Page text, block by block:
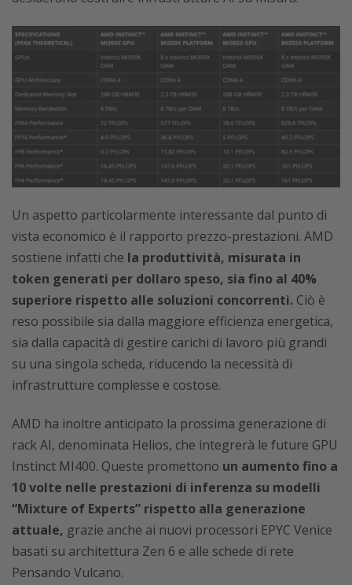
Un aspetto particolarmente interessante dal punto di
vista economico è il rapporto prezzo-prestazioni. AMD
sostiene infatti che la produttività, misurata in
token generati per dollaro speso, sia fino al 40%
superiore rispetto alle soluzioni concorrenti. Ciò è
reso possibile sia dalla maggiore efficienza energetica,
sia dalla capacità di gestire carichi di lavoro più grandi
su una singola scheda, riducendo la necessità di
infrastrutture complesse e costose.
AMD ha inoltre anticipato la prossima generazione di
rack AI, denominata Helios, che integrerà le future GPU
Instinct MI400. Queste promettono un aumento fino a
10 volte nelle prestazioni di inferenza su modelli
“Mixture of Experts” rispetto alla generazione
attuale, grazie anche ai nuovi processori EPYC Venice
basati su architettura Zen 6 e alle schede di rete
Pensando Vulcano.